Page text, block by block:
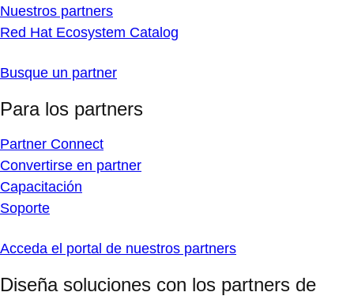
Nuestros partners
Red Hat Ecosystem Catalog
Busque un partner
Para los partners
Partner Connect
Convertirse en partner
Capacitación
Soporte
Acceda el portal de nuestros partners
Diseña soluciones con los partners de